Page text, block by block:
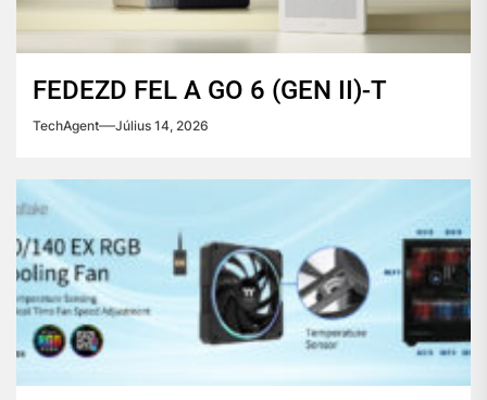
FEDEZD FEL A GO 6 (GEN II)-T
TechAgent Július 14, 2026